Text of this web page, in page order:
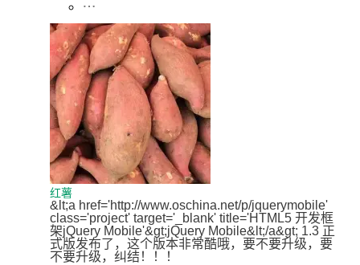
红薯
&lt;a href='http://www.oschina.net/p/jquerymobile'
class='project' target='_blank' title='HTML5 开发框
架jQuery Mobile'&gt;jQuery Mobile&lt;/a&gt; 1.3 正
式版发布了，这个版本非常酷哦，要不要升级，要
不要升级，纠结！！！